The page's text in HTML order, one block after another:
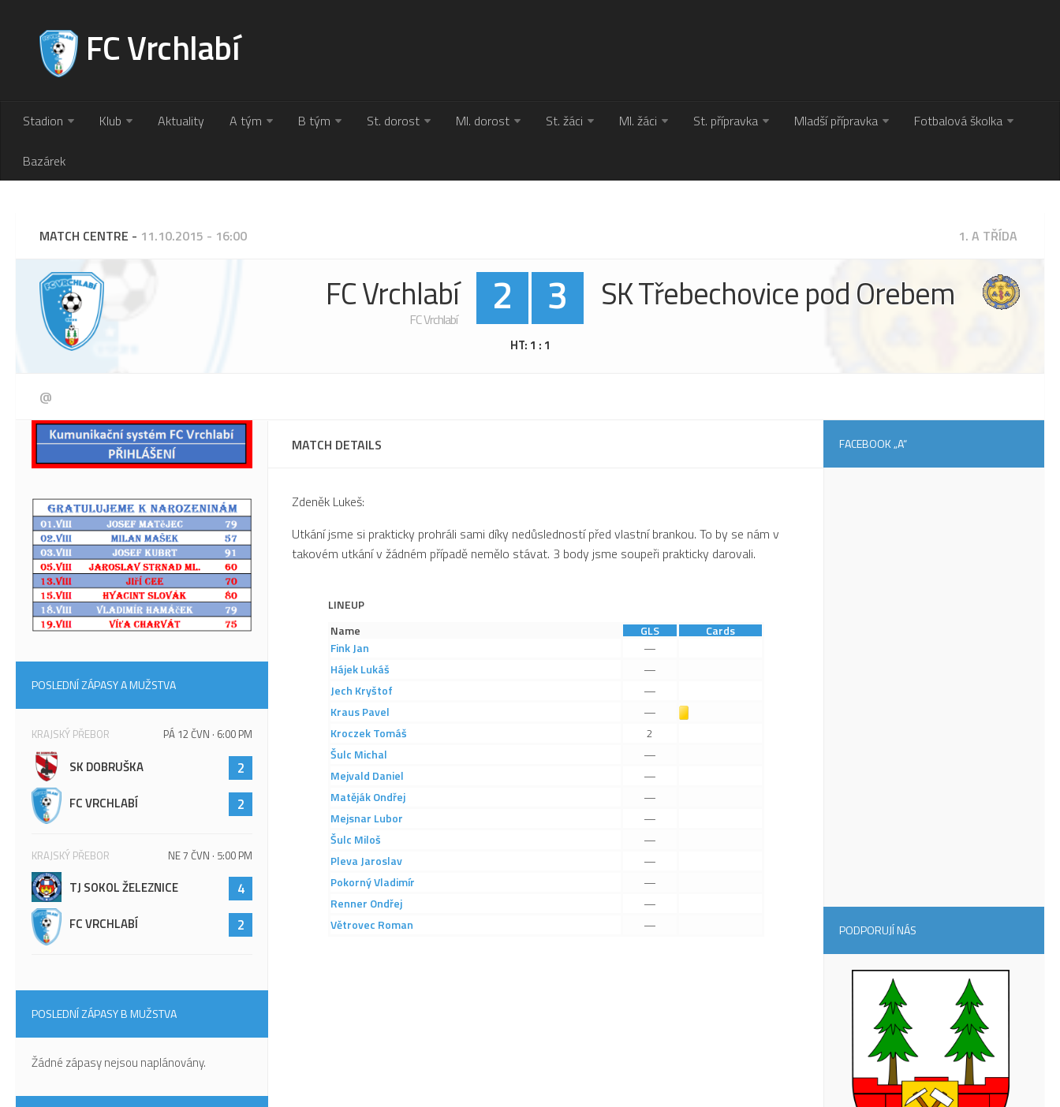
FC Vrchlabí
Stadion Klub Aktuality A tým B tým St. dorost Ml. dorost St. žáci Ml. žáci St. přípravka Mladší přípravka Fotbalová školka
Bazárek
MATCH CENTRE - 11.10.2015 - 16:00 1. A TŘÍDA
FC Vrchlabí
FC Vrchlabí 2 SK Třebechovice pod Orebem
3
HT: 1 : 1
HT: 1 : 1
@
MATCH DETAILS
Zdeněk Lukeš:
Utkání jsme si prakticky prohráli sami díky nedůsledností před vlastní brankou. To by se nám v
takovém utkání v žádném případě nemělo stávat. 3 body jsme soupeři prakticky darovali.
LINEUP
Name
GLS
Cards
Fink Jan
—
Hájek Lukáš
—
Jech Kryštof
—
Kraus Pavel —
Žlutá karta
Kroczek Tomáš
2
Šulc Michal
—
Mejvald Daniel
—
Matěják Ondřej
—
Mejsnar Lubor
—
Šulc Miloš
—
Pleva Jaroslav
—
PokornýVladimír
—
Renner Ondřej
—
Větrovec Roman —
POSLEDNÍ ZÁPASY A MUŽSTVA
KRAJSKÝ PŘEBOR PÁ 12 ČVN · 6:00 PM
SK DOBRUŠKA 2
FC VRCHLABÍ 2
KRAJSKÝ PŘEBOR NE 7 ČVN · 5:00 PM
TJ SOKOL ŽELEZNICE 4
FC VRCHLABÍ 2
POSLEDNÍ ZÁPASY B MUŽSTVA
Žádné zápasy nejsou naplánovány.
FACEBOOK „A“
PODPORUJÍ NÁS